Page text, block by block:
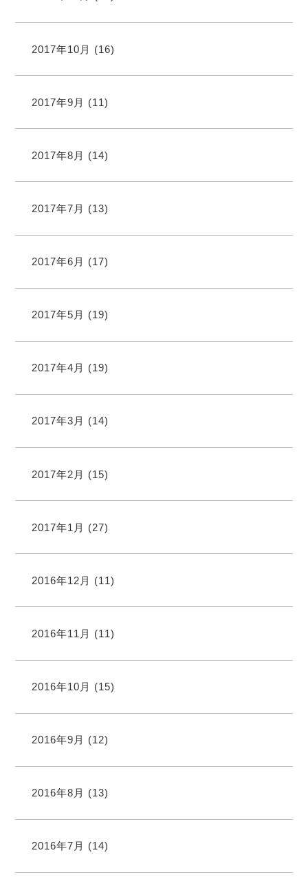
2017年10月 (16)
2017年9月 (11)
2017年8月 (14)
2017年7月 (13)
2017年6月 (17)
2017年5月 (19)
2017年4月 (19)
2017年3月 (14)
2017年2月 (15)
2017年1月 (27)
2016年12月 (11)
2016年11月 (11)
2016年10月 (15)
2016年9月 (12)
2016年8月 (13)
2016年7月 (14)